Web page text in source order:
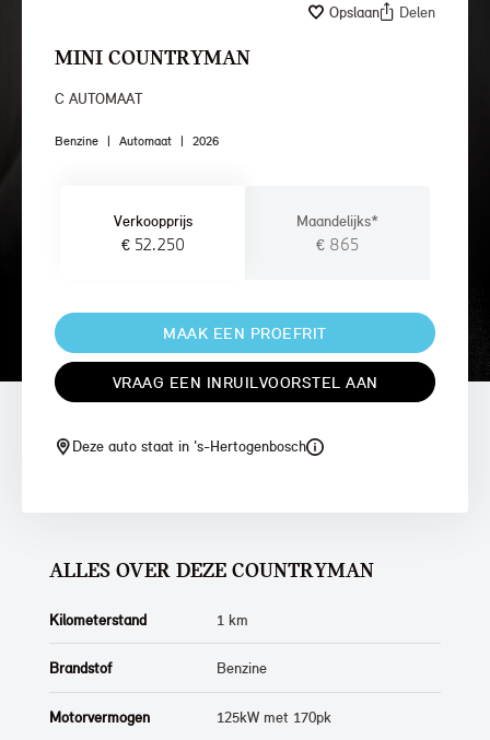
Opslaan Delen
MINI COUNTRYMAN
C AUTOMAAT
Benzine | Automaat | 2026
Verkoopprijs
€ 52.250
Maandelijks*
€ 865
MAAK EEN PROEFRIT
VRAAG EEN INRUILVOORSTEL AAN
Deze auto staat in 's-Hertogenbosch
ALLES OVER DEZE COUNTRYMAN
Kilometerstand 1 km
Brandstof Benzine
Motorvermogen 125kW met 170pk